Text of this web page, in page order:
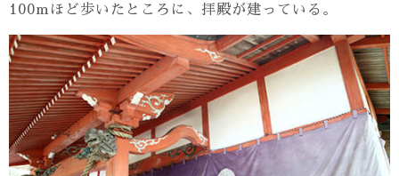
100mほど歩いたところに、拝殿が建っている。